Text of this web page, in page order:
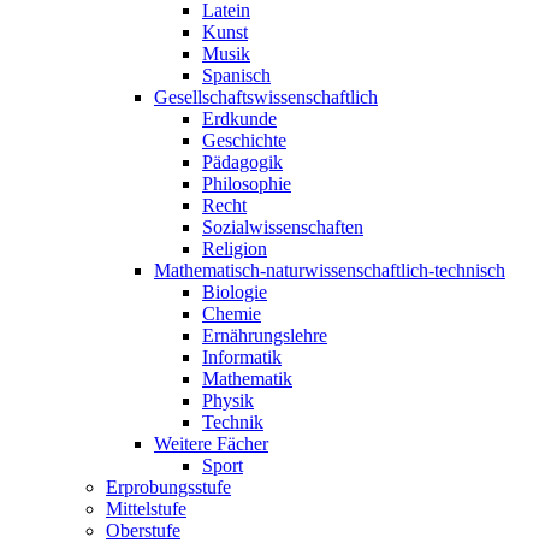
Latein
Kunst
Musik
Spanisch
Gesellschaftswissenschaftlich
Erdkunde
Geschichte
Pädagogik
Philosophie
Recht
Sozialwissenschaften
Religion
Mathematisch-naturwissenschaftlich-technisch
Biologie
Chemie
Ernährungslehre
Informatik
Mathematik
Physik
Technik
Weitere Fächer
Sport
Erprobungsstufe
Mittelstufe
Oberstufe